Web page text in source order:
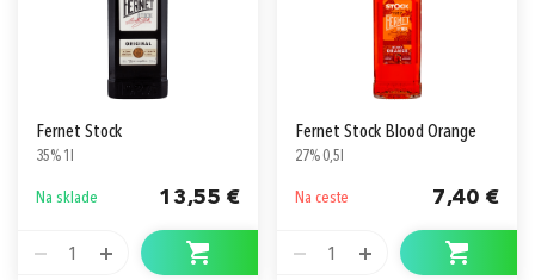
Fernet Stock
35% 1l
Na sklade 13,55 €
1
Fernet Stock Blood Orange
27% 0,5l
Na ceste 7,40 €
1